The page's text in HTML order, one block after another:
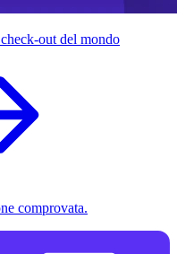
out del mondo
comprovata.